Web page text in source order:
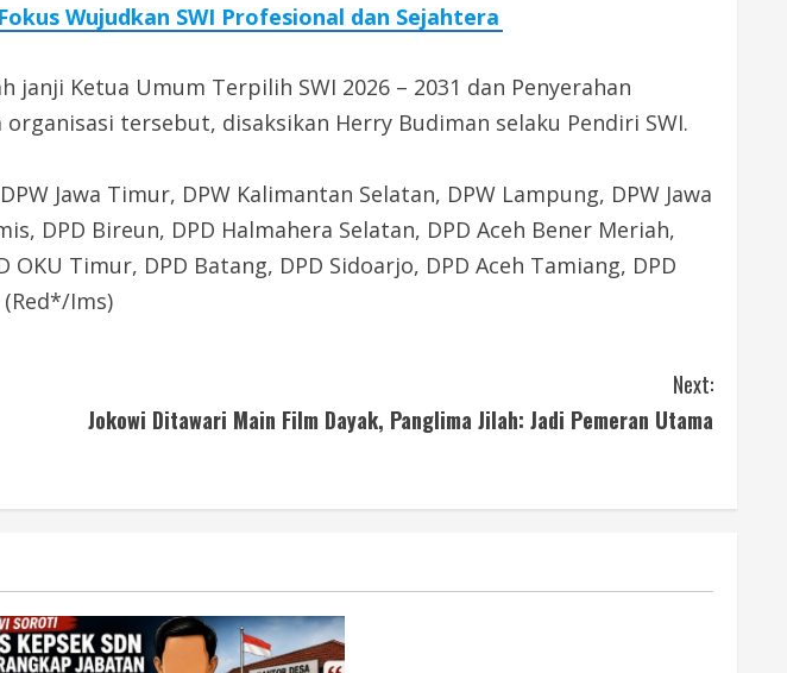
Wujudkan SWI Profesional dan Sejahtera
Ketua Umum Terpilih SWI 2026 – 2031 dan Penyerahan
tersebut, disaksikan Herry Budiman selaku Pendiri SWI.
Jawa Timur, DPW Kalimantan Selatan, DPW Lampung, DPW Jawa
DPD Bireun, DPD Halmahera Selatan, DPD Aceh Bener Meriah,
Timur, DPD Batang, DPD Sidoarjo, DPD Aceh Tamiang, DPD
(Red*/Ims)
Next:
Jokowi Ditawari Main Film Dayak, Panglima Jilah: Jadi Pemeran Utama